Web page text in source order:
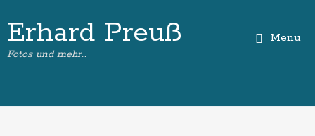
Erhard Preuß
Fotos und mehr…
Menu